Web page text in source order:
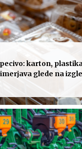
karton,
glede na